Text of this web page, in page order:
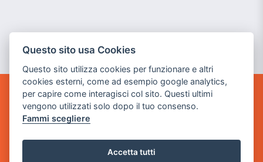
GAME WARP
BY POWER GAME SRL
Sede Legale
via Villaggio dei Platani, 3
Questo sito usa Cookies
Questo sito utilizza cookies per funzionare e altri
cookies esterni, come ad esempio google analytics,
per capire come interagisci col sito. Questi ultimi
vengono utilizzati solo dopo il tuo consenso.
Fammi scegliere
Accetta tutti